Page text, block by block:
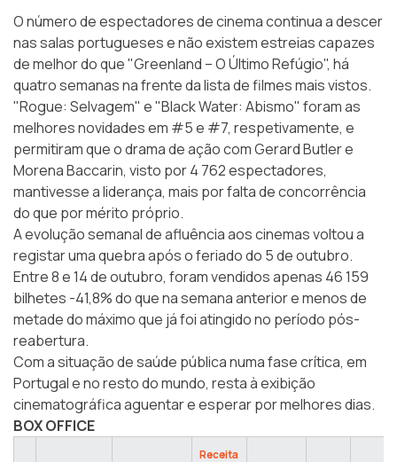
O número de espectadores de cinema continua a descer
nas salas portugueses e não existem estreias capazes
de melhor do que "Greenland – O Último Refúgio", há
quatro semanas na frente da lista de filmes mais vistos.
"Rogue: Selvagem" e "Black Water: Abismo" foram as
melhores novidades em #5 e #7, respetivamente, e
permitiram que o drama de ação com Gerard Butler e
Morena Baccarin, visto por 4 762 espectadores,
mantivesse a liderança, mais por falta de concorrência
do que por mérito próprio.
A evolução semanal de afluência aos cinemas voltou a
registar uma quebra após o feriado do 5 de outubro.
Entre 8 e 14 de outubro, foram vendidos apenas 46 159
bilhetes -41,8% do que na semana anterior e menos de
metade do máximo que já foi atingido no período pós-
reabertura.
Com a situação de saúde pública numa fase crítica, em
Portugal e no resto do mundo, resta à exibição
cinematográfica aguentar e esperar por melhores dias.
BOX OFFICE
Receita